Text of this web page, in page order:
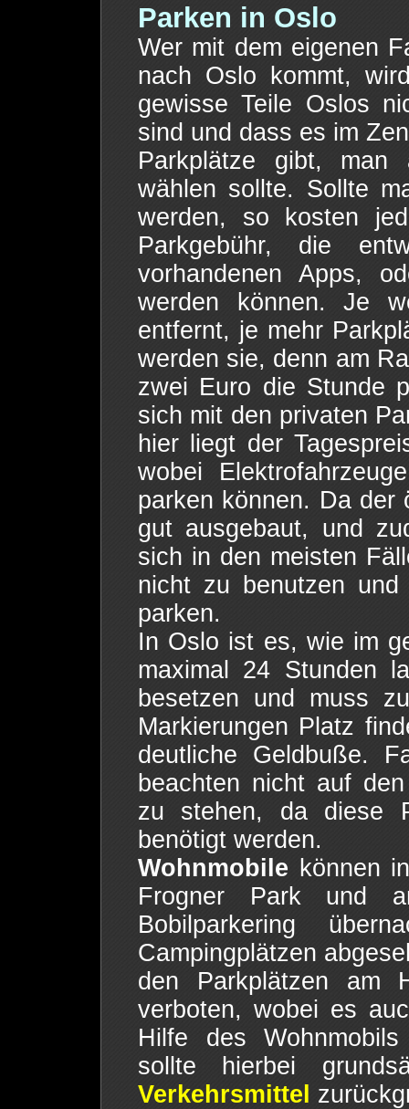
Parken in Oslo
Wer mit dem eigenen
nach Oslo kommt,
gewisse Teile Oslos
sind und dass es im
Parkplätze gibt,
wählen sollte. Sollte
werden, so kosten
Parkgebühr, die
vorhandenen Apps,
werden können. Je
entfernt, je mehr
werden sie, denn am
zwei Euro die Stunde
sich mit den privaten
hier liegt der
wobei
parken können. Da der
gut ausgebaut, und
sich in den meisten
nicht zu benutzen
parken.
In Oslo ist es, wie im
maximal 24 Stunden
besetzen und muss
Markierungen Platz
deutliche Geldbuße.
beachten nicht auf
zu stehen, da diese
benötigt werden.
Wohnmobile können
Frogner Park und
Bobilparkering
Campingplätzen
den Parkplätzen am
verboten, wobei es
Hilfe des
sollte hierbei
Verkehrsmittel